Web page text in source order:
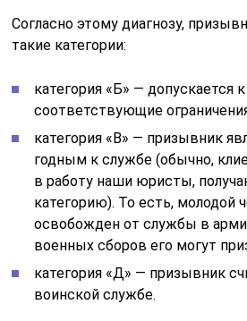
Согласно этому диагнозу,
такие категории:
категория «Б» — допускается
соответствующие
категория «В» — призывник
годным к службе (обычно,
в работу наши юристы,
категорию). То есть, молодой
освобожден от службы в
военных сборов его могут
категория «Д» — призывник
воинской службе.